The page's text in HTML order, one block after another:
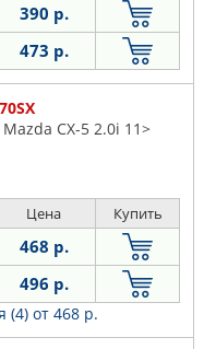
390 р.
473 р.
CX-5 2.0i 11>
Цена Купить
468 р.
496 р.
(4) от 468 р.